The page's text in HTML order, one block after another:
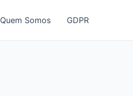
Quem Somos GDPR